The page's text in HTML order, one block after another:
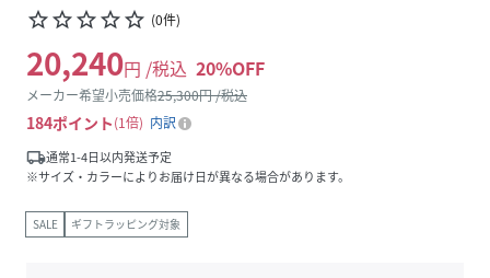
star_borderstar_borderstar_borderstar_borderstar_border (0件)
20,240円 /税込 20%OFF
メーカー希望小売価格25,300円 /税込
184ポイント 1倍
内訳
local_shipping通常1-4日以内発送予定
※サイズ・カラーによりお届け日が異なる場合があります。
SALE ギフトラッピング対象